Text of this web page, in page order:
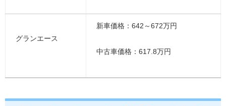
グランエース
新車価格：642～672万円
中古車価格：617.8万円